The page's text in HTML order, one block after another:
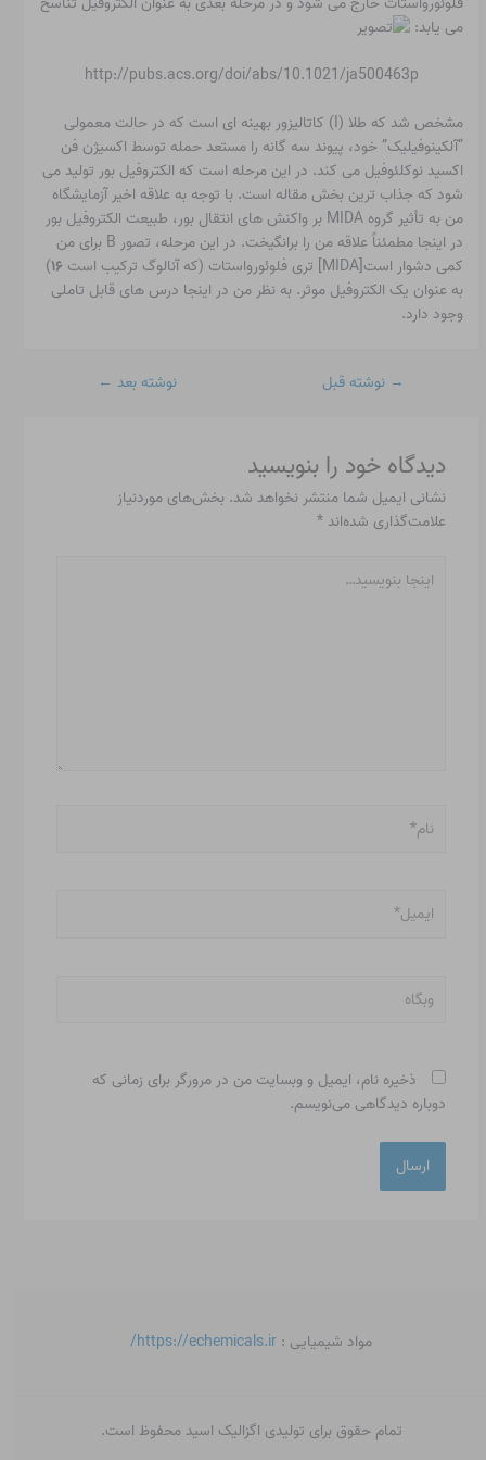
می یابد:
http://pubs.acs.org/doi/abs/10.1021/ja500463p
مشخص شد که طلا (I) کاتالیزور بهینه ای است که در حالت معمولی
“آلکینوفیلیک” خود، پیوند سه گانه را مستعد حمله توسط اکسیژن فن
اکسید نوکلئوفیل می کند. در این مرحله است که الکتروفیل بور تولید می
شود که جذاب ترین بخش مقاله است. با توجه به علاقه اخیر آزمایشگاه
من به تأثیر گروه MIDA بر واکنش های انتقال بور، طبیعت الکتروفیل بور
در اینجا مطمئناً علاقه من را برانگیخت. در این مرحله، تصور B برای من
کمی دشوار است[MIDA] تری فلوئورواستات (که آنالوگ ترکیب است
۱۶)
به عنوان یک الکتروفیل موثر. به نظر من در اینجا درس های قابل تاملی
وجود دارد.
→ نوشته قبل نوشته بعد ←
دیدگاه‌ خود را بنویسید
نشانی ایمیل شما منتشر نخواهد شد. بخش‌های موردنیاز
علامت‌گذاری شده‌اند *
بنویسید…
وبگاه
ذخیره نام، ایمیل و وبسایت من در مرورگر برای زمانی که
دوباره دیدگاهی می‌نویسم.
مواد شیمیایی : https://echemicals.ir/
تمام حقوق برای تولیدی اگزالیک اسید محفوظ است.